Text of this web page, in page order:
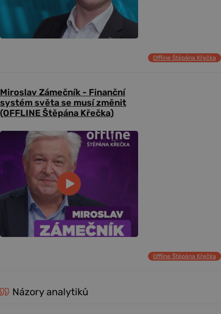
Offline Štěpána Křečka
Miroslav Zámečník - Finanční
systém světa se musí změnit
(OFFLINE Štěpána Křečka)
Offline Štěpána Křečka
Názory analytiků